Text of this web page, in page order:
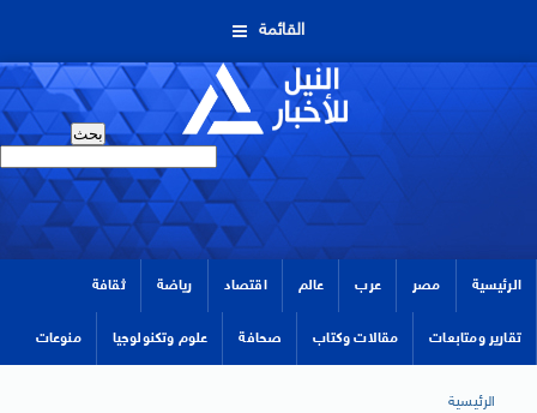
القائمة
الرئيسية مصر عرب عالم اقتصاد رياضة ثقافة
تقارير ومتابعات مقالات وكتاب صحافة علوم وتكنولوجيا منوعات
الرئيسية